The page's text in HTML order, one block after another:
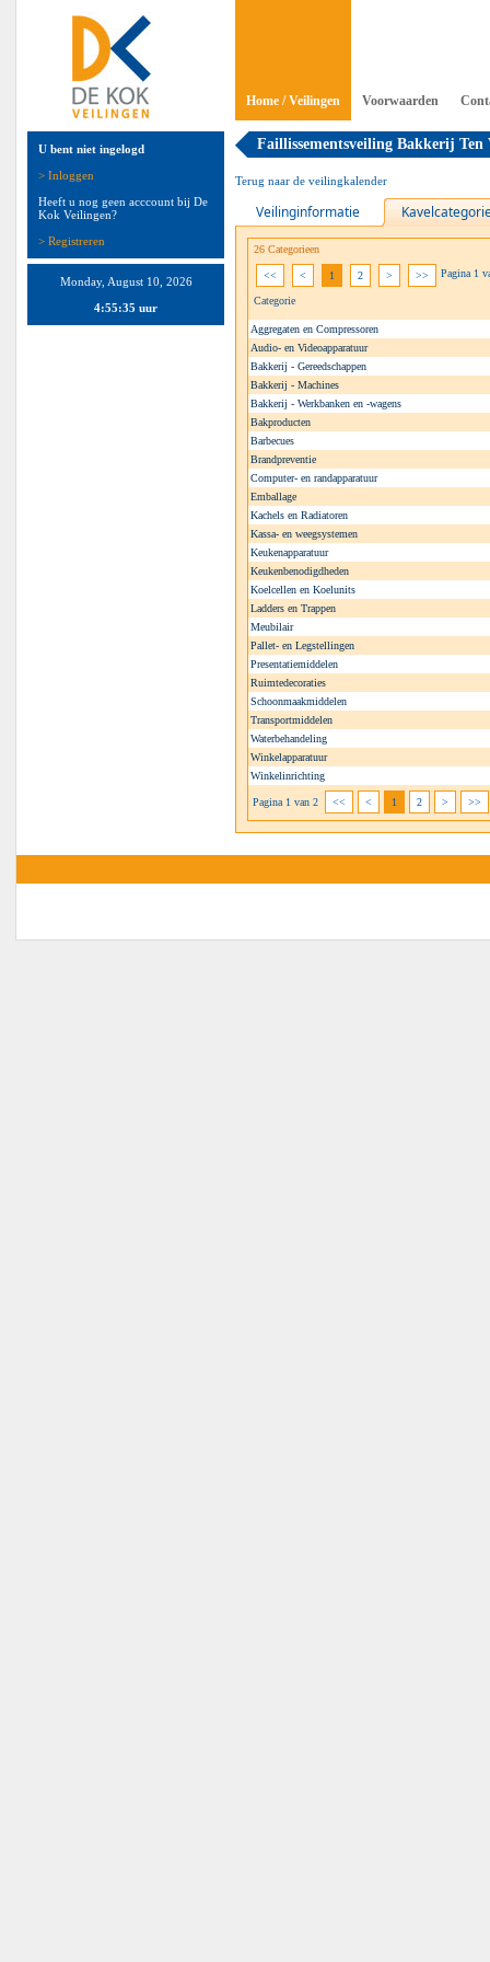
Home / Veilingen Voorwaarden
U bent niet ingelogd
> Inloggen
Heeft u nog geen acccount bij De
Kok Veilingen?
> Registreren
Monday, August 10, 2026
4:55:36 uur
Faillissementsveiling Bakkerij Ten
Terug naar de veilingkalender
Veilinginformatie
26 Categorieen
Pagina 1
<< < 1 2 > >>
Categorie
Aggregaten en Compressoren
Audio- en Videoapparatuur
Bakkerij - Gereedschappen
Bakkerij - Machines
Bakkerij - Werkbanken en -wagens
Bakproducten
Barbecues
Brandpreventie
Computer- en randapparatuur
Emballage
Kachels en Radiatoren
Kassa- en weegsystemen
Keukenapparatuur
Keukenbenodigdheden
Koelcellen en Koelunits
Ladders en Trappen
Meubilair
Pallet- en Legstellingen
Presentatiemiddelen
Ruimtedecoraties
Schoonmaakmiddelen
Transportmiddelen
Waterbehandeling
Winkelapparatuur
Winkelinrichting
Pagina 1 van 2 << < 1 2 > >>